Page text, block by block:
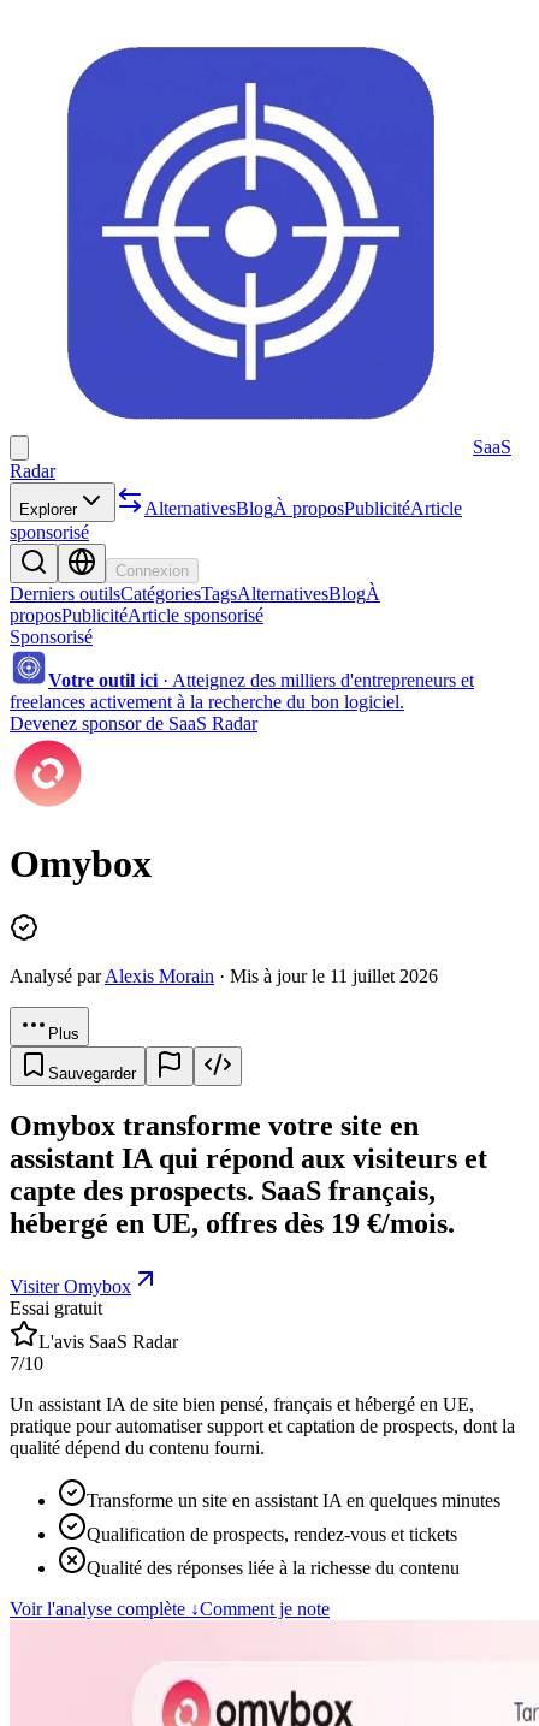
SaaS
Radar
Explorer AlternativesBlogÀ proposPublicitéArticle
sponsorisé
Connexion
Derniers outilsCatégoriesTagsAlternativesBlogÀ
proposPublicitéArticle sponsorisé
Sponsorisé
Votre outil ici · Atteignez des milliers d'entrepreneurs et
freelances activement à la recherche du bon logiciel.
Devenez sponsor de SaaS Radar
Omybox
Analysé parAlexis Morain · Mis à jour le 11 juillet 2026
Plus
Sauvegarder
Omybox transforme votre site en
assistant IA qui répond aux visiteurs et
capte des prospects. SaaS français,
hébergé en UE, offres dès 19 €/mois.
Visiter Omybox
Essai gratuit
L'avis SaaS Radar
7/10
Un assistant IA de site bien pensé, français et hébergé en UE,
pratique pour automatiser support et captation de prospects, dont la
qualité dépend du contenu fourni.
Transforme un site en assistant IA en quelques minutes
Qualification de prospects, rendez-vous et tickets
Qualité des réponses liée à la richesse du contenu
Voir l'analyse complète ↓Comment je note